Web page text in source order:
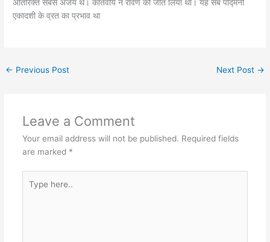
अतिरिक्त सबसे अजेय थे। कार्तवीर्य ने रावण को जीत लिया था। यह सब पद्मिनी
एकादशी के व्रत का प्रभाव था
← Previous Post Next Post →
Leave a Comment
Your email address will not be published. Required fields
are marked *
here..